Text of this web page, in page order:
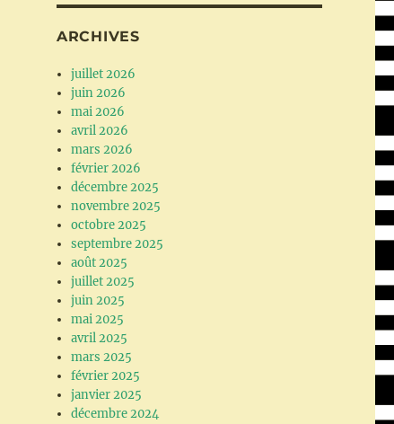
ARCHIVES
juillet 2026
juin 2026
mai 2026
avril 2026
mars 2026
février 2026
décembre 2025
novembre 2025
octobre 2025
septembre 2025
août 2025
juillet 2025
juin 2025
mai 2025
avril 2025
mars 2025
février 2025
janvier 2025
décembre 2024